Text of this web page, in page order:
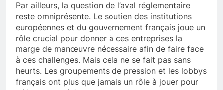
Par ailleurs, la question de l’aval réglementaire
reste omniprésente. Le soutien des institutions
européennes et du gouvernement français joue un
rôle crucial pour donner à ces entreprises la
marge de manœuvre nécessaire afin de faire face
à ces challenges. Mais cela ne se fait pas sans
heurts. Les groupements de pression et les lobbys
français ont plus que jamais un rôle à jouer pour